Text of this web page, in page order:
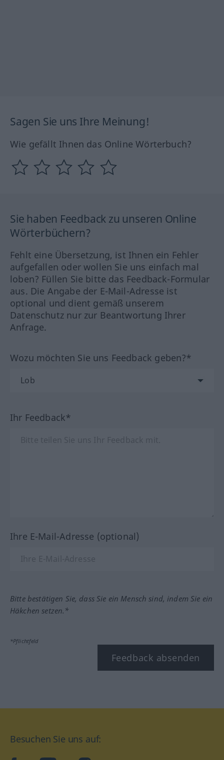
Sagen Sie uns Ihre Meinung!
Wie gefällt Ihnen das Online Wörterbuch?
Sie haben Feedback zu unseren Online
Wörterbüchern?
Fehlt eine Übersetzung, ist Ihnen ein Fehler
aufgefallen oder wollen Sie uns einfach mal
loben? Füllen Sie bitte das Feedback-Formular
aus. Die Angabe der E-Mail-Adresse ist
optional und dient gemäß unserem
Datenschutz nur zur Beantwortung Ihrer
Anfrage.
Wozu möchten Sie uns Feedback geben?*
Ihr Feedback*
Ihre E-Mail-Adresse (optional)
Bitte bestätigen Sie, dass Sie ein Mensch sind, indem Sie ein
Häkchen setzen.*
*Pflichtfeld
Feedback absenden
Besuchen Sie uns auf: